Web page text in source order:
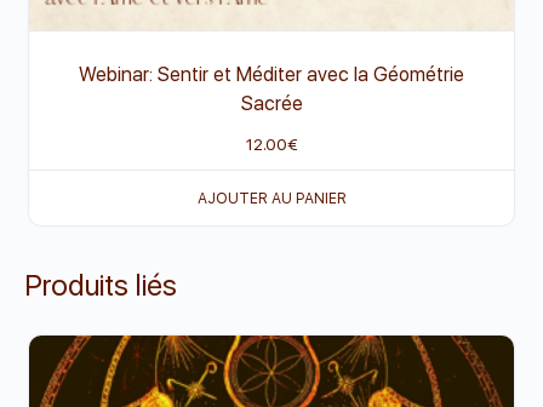
Webinar: Sentir et Méditer avec la Géométrie
Sacrée
12.00€
AJOUTER AU PANIER
Produits liés